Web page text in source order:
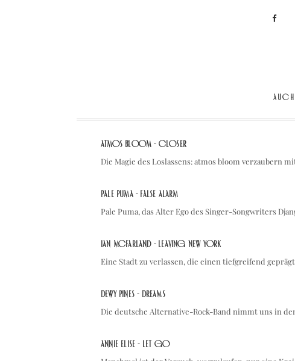
atmos bloom - Closer
Die Magie des Loslassens: atmos bloom verzaubern
Pale Puma - False Alarm
Pale Puma, das Alter Ego des Singer-Songwriters
Ian McFarland - Leaving New York
Eine Stadt zu verlassen, die einen tiefgreifend
Dewy Pines - Dreams
Die deutsche Alternative-Rock-Band nimmt uns in
Annie Elise - let go